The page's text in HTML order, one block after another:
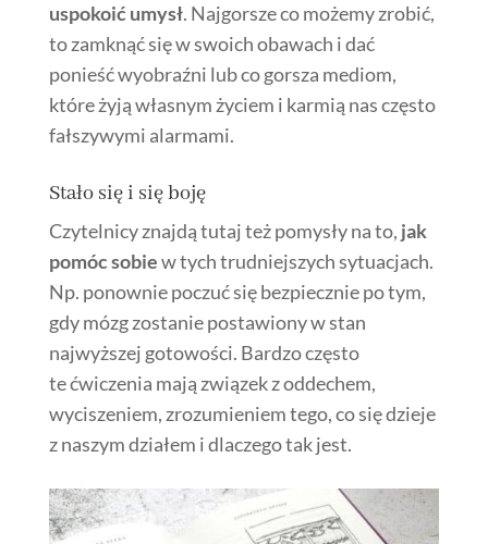
uspokoić umysł. Najgorsze co możemy zrobić,
to zamknąć się w swoich obawach i dać
ponieść wyobraźni lub co gorsza mediom,
które żyją własnym życiem i karmią nas często
fałszywymi alarmami.
Stało się i się boję
Czytelnicy znajdą tutaj też pomysły na to, jak
pomóc sobiew tych trudniejszych sytuacjach.
Np. ponownie poczuć się bezpiecznie po tym,
gdy mózg zostanie postawiony w stan
najwyższej gotowości. Bardzo często
te ćwiczenia mają związek z oddechem,
wyciszeniem, zrozumieniem tego, co się dzieje
z naszym działem i dlaczego tak jest.